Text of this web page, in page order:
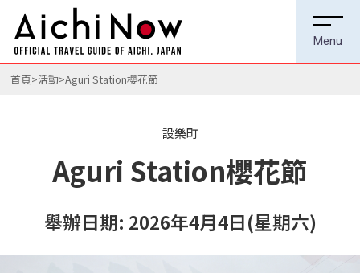
首頁 活動 Aguri Station櫻花節
設樂町
Aguri Station櫻花節
舉辦日期: 2026年4月4日(星期六)